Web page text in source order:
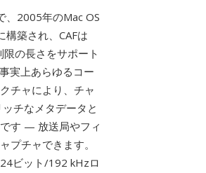
、2005年のMac OS
築され、CAFは
の長さをサポート
実上あらゆるコー
チャにより、チャ
チなメタデータと
す — 放送局やフィ
プチャできます。
ビット/192 kHzロ